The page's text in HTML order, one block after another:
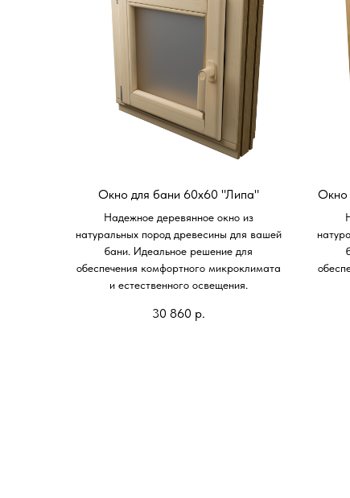
Окно для бани 60х60 "Липа"
Надежное деревянное окно из
натуральных пород древесины для вашей
бани. Идеальное решение для
обеспечения комфортного микроклимата
и естественного освещения.
30 860 р.
Окно